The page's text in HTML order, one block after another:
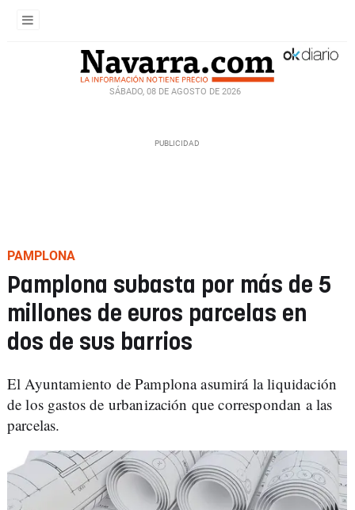
SÁBADO, 08 DE AGOSTO DE 2026
PAMPLONA
Pamplona subasta por más de 5
millones de euros parcelas en
dos de sus barrios
El Ayuntamiento de Pamplona asumirá la liquidación
de los gastos de urbanización que correspondan a las
parcelas.